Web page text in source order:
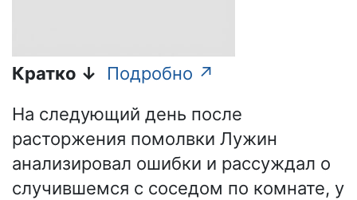
Кратко ↓
Подробно ↗
На следующий день после
расторжения помолвки Лужин
анализировал ошибки и рассуждал о
случившемся с соседом по комнате, у